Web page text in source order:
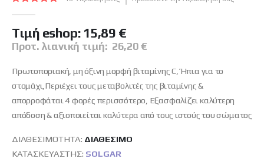
Tιμή eshop: 15,89 €
Προτ. λιανική τιμή: 26,20 €
Πρωτοποριακή, μη όξινη μορφή βιταμίνης C, Ήπια για το
στομάχι,Περιέχει τους μεταβολιτές της βιταμίνης &
απορροφάται 4 φορές περισσότερο, Εξασφαλίζει καλύτερη
απόδοση & αξιοποιείται καλύτερα από τους ιστούς του σώματος
ΔΙΑΘΕΣΙΜΌΤΗΤΑ: ΔΙΑΘΈΣΙΜO
ΚΑΤΑΣΚΕΥΑΣΤΉΣ: SOLGAR